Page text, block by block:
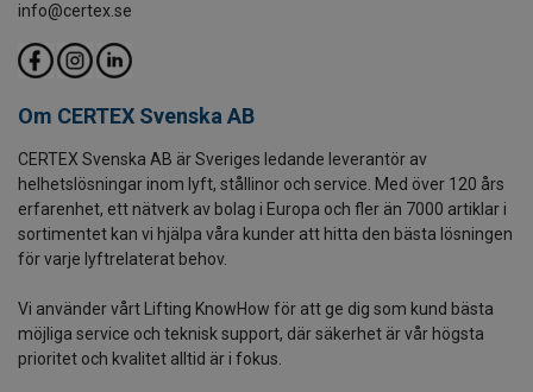
info@certex.se
Om CERTEX Svenska AB
CERTEX Svenska AB är Sveriges ledande leverantör av
helhetslösningar inom lyft, stållinor och service. Med över 120 års
erfarenhet, ett nätverk av bolag i Europa och fler än 7000 artiklar i
sortimentet kan vi hjälpa våra kunder att hitta den bästa lösningen
för varje lyftrelaterat behov.
Vi använder vårt Lifting KnowHow för att ge dig som kund bästa
möjliga service och teknisk support, där säkerhet är vår högsta
prioritet och kvalitet alltid är i fokus.